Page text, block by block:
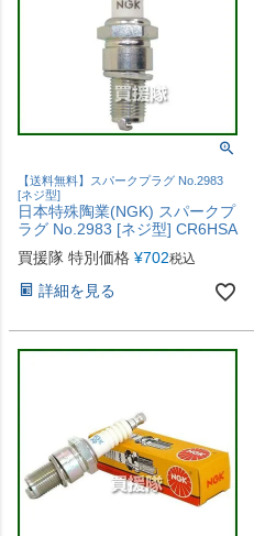
【送料無料】スパークプラグ No.2983
[ネジ型]
日本特殊陶業(NGK) スパークプ
ラグ No.2983 [ネジ型] CR6HSA
買援隊 特別価格 ¥702税込
詳細を見る